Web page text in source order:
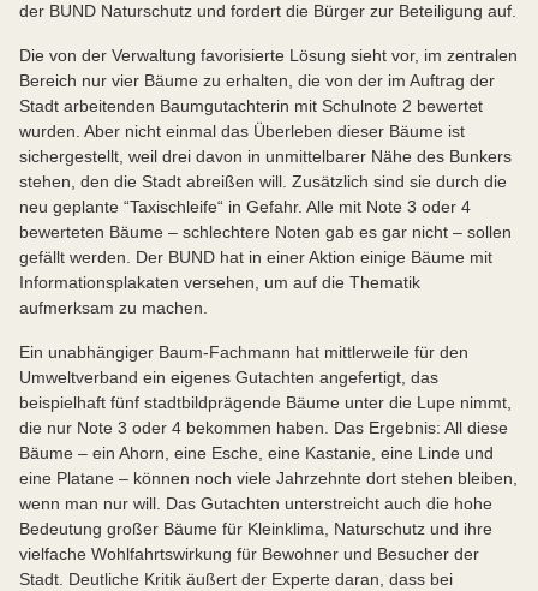
der BUND Naturschutz und fordert die Bürger zur Beteiligung auf.
Die von der Verwaltung favorisierte Lösung sieht vor, im zentralen
Bereich nur vier Bäume zu erhalten, die von der im Auftrag der
Stadt arbeitenden Baumgutachterin mit Schulnote 2 bewertet
wurden. Aber nicht einmal das Überleben dieser Bäume ist
sichergestellt, weil drei davon in unmittelbarer Nähe des Bunkers
stehen, den die Stadt abreißen will. Zusätzlich sind sie durch die
neu geplante “Taxischleife“ in Gefahr. Alle mit Note 3 oder 4
bewerteten Bäume – schlechtere Noten gab es gar nicht – sollen
gefällt werden. Der BUND hat in einer Aktion einige Bäume mit
Informationsplakaten versehen, um auf die Thematik
aufmerksam zu machen.
Ein unabhängiger Baum-Fachmann hat mittlerweile für den
Umweltverband ein eigenes Gutachten angefertigt, das
beispielhaft fünf stadtbildprägende Bäume unter die Lupe nimmt,
die nur Note 3 oder 4 bekommen haben. Das Ergebnis: All diese
Bäume – ein Ahorn, eine Esche, eine Kastanie, eine Linde und
eine Platane – können noch viele Jahrzehnte dort stehen bleiben,
wenn man nur will. Das Gutachten unterstreicht auch die hohe
Bedeutung großer Bäume für Kleinklima, Naturschutz und ihre
vielfache Wohlfahrtswirkung für Bewohner und Besucher der
Stadt. Deutliche Kritik äußert der Experte daran, dass bei